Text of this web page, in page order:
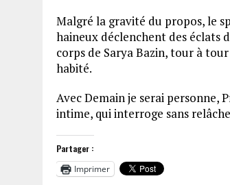
Malgré la gravité du propos, le
haineux déclenchent des éclats
corps de Sarya Bazin, tour à
habité.
Avec Demain je serai personne,
intime, qui interroge sans
Partager :
Imprimer